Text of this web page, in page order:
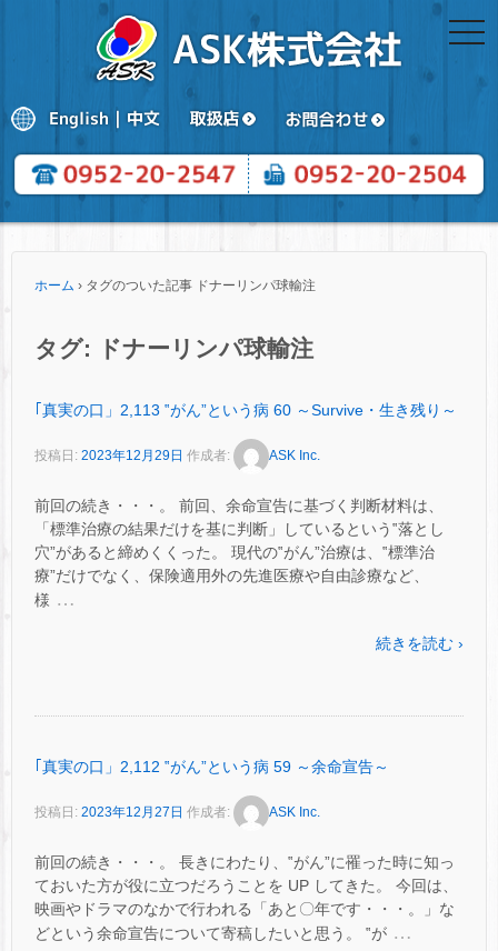
ホーム › タグのついた記事 ドナーリンパ球輸注
タグ: ドナーリンパ球輸注
｢真実の口」2,113 ‟がん”という病 60 ～Survive・生き残り～
投稿日: 2023年12月29日 作成者: ASK Inc.
前回の続き・・・。 前回、余命宣告に基づく判断材料は、
「標準治療の結果だけを基に判断」しているという‟落とし
穴”があると締めくくった。 現代の‟がん”治療は、‟標準治
療”だけでなく、保険適用外の先進医療や自由診療など、
様 …
続きを読む ›
｢真実の口」2,112 ‟がん”という病 59 ～余命宣告～
投稿日: 2023年12月27日 作成者: ASK Inc.
前回の続き・・・。 長きにわたり、‟がん”に罹った時に知っ
ておいた方が役に立つだろうことを UP してきた。 今回は、
映画やドラマのなかで行われる「あと〇年です・・・。」な
どという余命宣告について寄稿したいと思う。 ‟が …